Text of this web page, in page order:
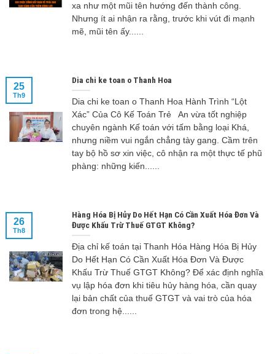
xa như một mũi tên hướng đến thành công.
Nhưng ít ai nhận ra rằng, trước khi vút đi mạnh
mẽ, mũi tên ấy......
Dia chi ke toan o Thanh Hoa
Dia chi ke toan o Thanh Hoa Hành Trình “Lột
Xác” Của Cô Kế Toán Trẻ An vừa tốt nghiệp
chuyên ngành Kế toán với tấm bằng loại Khá,
nhưng niềm vui ngắn chẳng tày gang. Cầm trên
tay bộ hồ sơ xin việc, cô nhận ra một thực tế phũ
phàng: những kiến......
25
Th9
Hàng Hóa Bị Hủy Do Hết Hạn Có Cần Xuất Hóa Đơn Và
Được Khấu Trừ Thuế GTGT Không?
Địa chỉ kế toán tại Thanh Hóa Hàng Hóa Bị Hủy
Do Hết Hạn Có Cần Xuất Hóa Đơn Và Được
Khấu Trừ Thuế GTGT Không? Để xác định nghĩa
vụ lập hóa đơn khi tiêu hủy hàng hóa, cần quay
lại bản chất của thuế GTGT và vai trò của hóa
đơn trong hệ......
26
Th8